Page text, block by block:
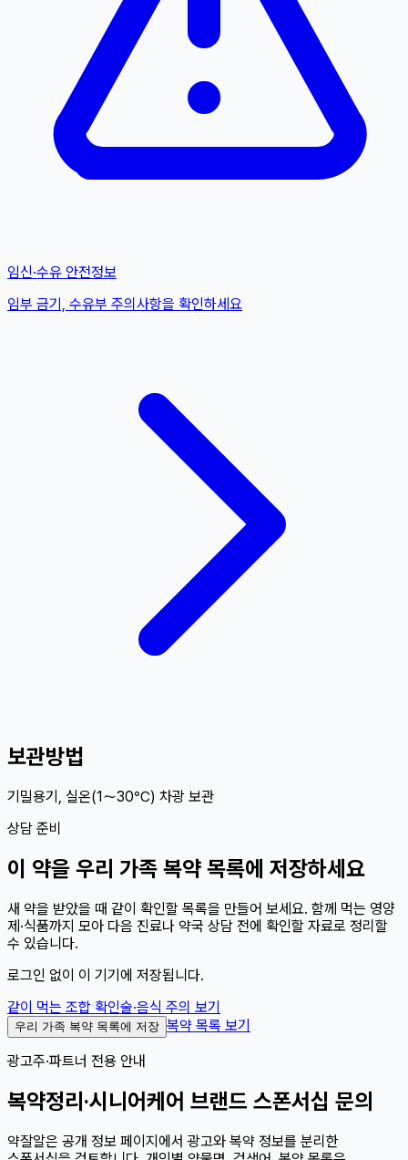
임신·수유 안전정보
임부 금기, 수유부 주의사항을 확인하세요
보관방법
기밀용기, 실온(1～30℃) 차광 보관
상담 준비
이 약을 우리 가족 복약 목록에 저장하세요
새 약을 받았을 때 같이 확인할 목록을 만들어 보세요. 함께 먹는 영양
제·식품까지 모아 다음 진료나 약국 상담 전에 확인할 자료로 정리할
수 있습니다.
로그인 없이 이 기기에 저장됩니다.
같이 먹는 조합 확인술·음식 주의 보기
우리 가족 복약 목록에 저장 복약 목록 보기
광고주·파트너 전용 안내
복약정리·시니어케어 브랜드 스폰서십 문의
약잘알은 공개 정보 페이지에서 광고와 복약 정보를 분리한